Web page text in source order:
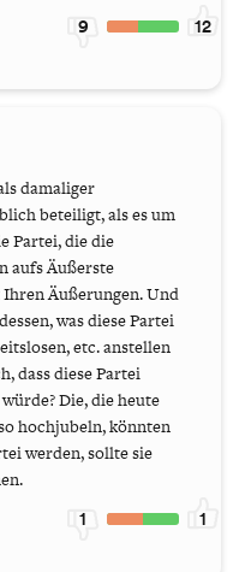
9 12
damaliger
beteiligt, als es um
Partei, die die
aufs Äußerste
Äußerungen. Und
was diese Partei
etc. anstellen
dass diese Partei
Die, die heute
hochjubeln, könnten
werden, sollte sie
1 1